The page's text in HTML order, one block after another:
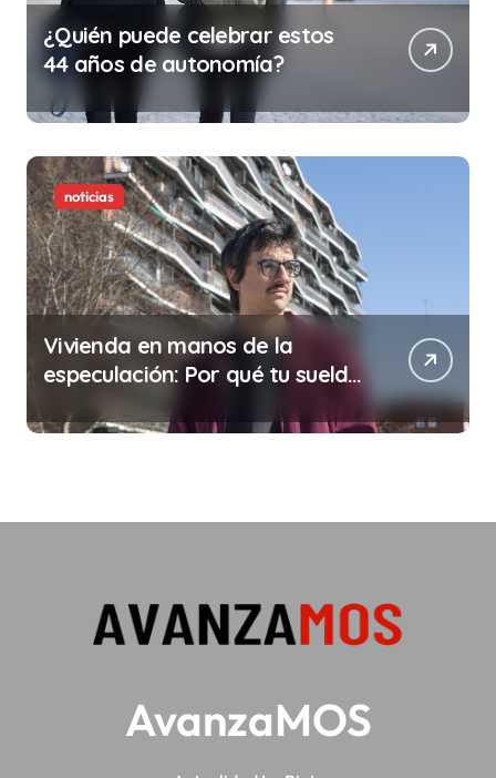
¿Quién puede celebrar estos
44 años de autonomía?
noticias
Vivienda en manos de la
especulación: Por qué tu sueldo
AvanzaMOS